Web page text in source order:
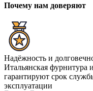
Почему нам доверяют
Надёжность и
Итальянская фурнитура
гарантируют срок
эксплуатации